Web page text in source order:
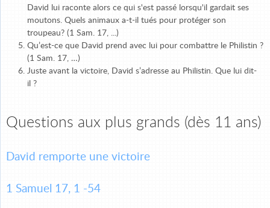
David lui raconte alors ce qui s'est passé lorsqu'il gardait ses
moutons. Quels animaux a-t-il tués pour protéger son
troupeau? (1 Sam. 17, ...)
Qu’est-ce que David prend avec lui pour combattre le Philistin ?
(1 Sam. 17, …)
Juste avant la victoire, David s’adresse au Philistin. Que lui dit-
il ?
Questions aux plus grands (dès 11 ans)
David remporte une victoire
1 Samuel 17, 1 -54